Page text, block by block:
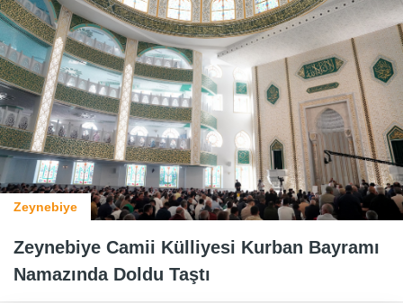
Zeynebiye
Zeynebiye Camii Külliyesi Kurban Bayramı
Namazında Doldu Taştı